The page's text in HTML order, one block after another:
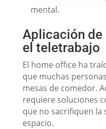
mental.
Aplicación de
el teletrabajo
El home office ha
que muchas
mesas de comedor.
requiere soluciones
que no sacrifiquen la
espacio.